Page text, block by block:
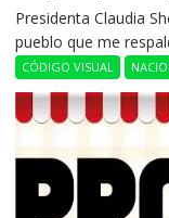
Presidenta Claudia
pueblo que me
CÓDIGO VISUAL